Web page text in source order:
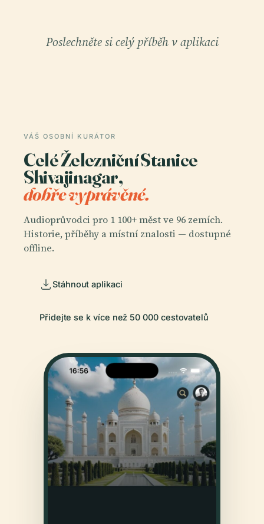
Poslechněte si celý příběh v aplikaci
VÁŠ OSOBNÍ KURÁTOR
Celé Železniční Stanice
Shivajinagar,
dobře vyprávěné.
Audioprůvodci pro 1 100+ měst ve 96 zemích.
Historie, příběhy a místní znalosti — dostupné
offline.
Stáhnout aplikaci
Přidejte se k více než 50 000 cestovatelů